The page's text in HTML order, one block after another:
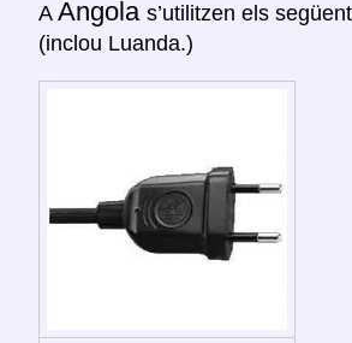
A Angola s’utilitzen els
(inclou Luanda.)